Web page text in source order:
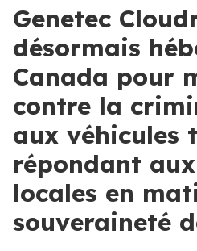
Genetec
désormais
Canada pour
contre la
aux véhicules
répondant
locales en
souveraineté